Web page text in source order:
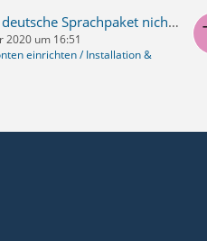
Warum kann ich das deutsche Sprachpaket nicht verwenden?
2020 um 16:51
einrichten / Installation &